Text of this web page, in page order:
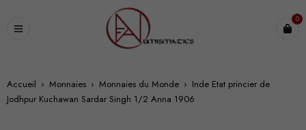
0
Accueil › Monnaies › Monnaies du Monde › Inde Etat princier de
Jodhpur Kuchawan Sardar Singh 1/2 Anna 1906